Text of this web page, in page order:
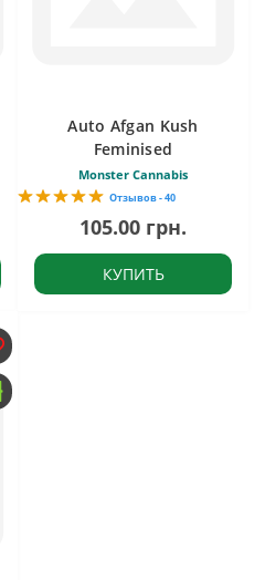
Auto Afgan Kush
Feminised
Monster Cannabis
Отзывов - 40
105.00 грн.
КУПИТЬ